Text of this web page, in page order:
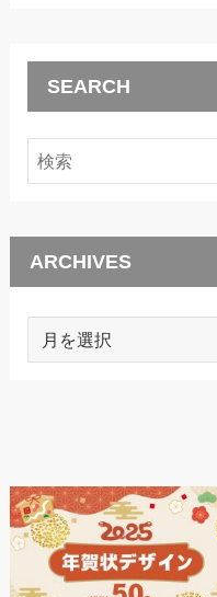
SEARCH
ARCHIVES
ARCHIVES